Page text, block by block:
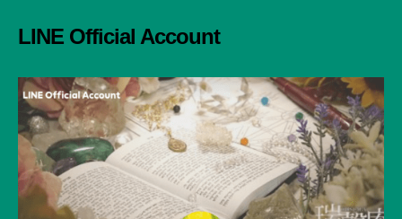
LINE Official Account